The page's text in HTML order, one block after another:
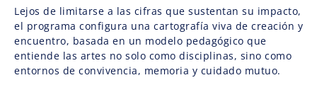
Lejos de limitarse a las cifras que sustentan su impacto,
el programa configura una cartografía viva de creación y
encuentro, basada en un modelo pedagógico que
entiende las artes no solo como disciplinas, sino como
entornos de convivencia, memoria y cuidado mutuo.